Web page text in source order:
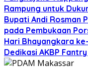
Rampung untuk
Bupati Andi Rosman
pada Pembukaan
Hari Bhayangkara
Dedikasi AKBP